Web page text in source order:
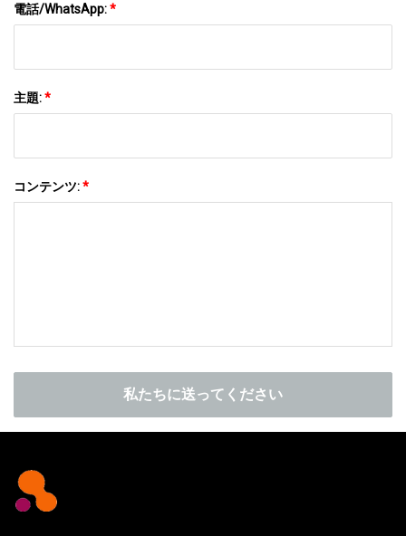
電話/WhatsApp:*
主題:*
コンテンツ:*
私たちに送ってください